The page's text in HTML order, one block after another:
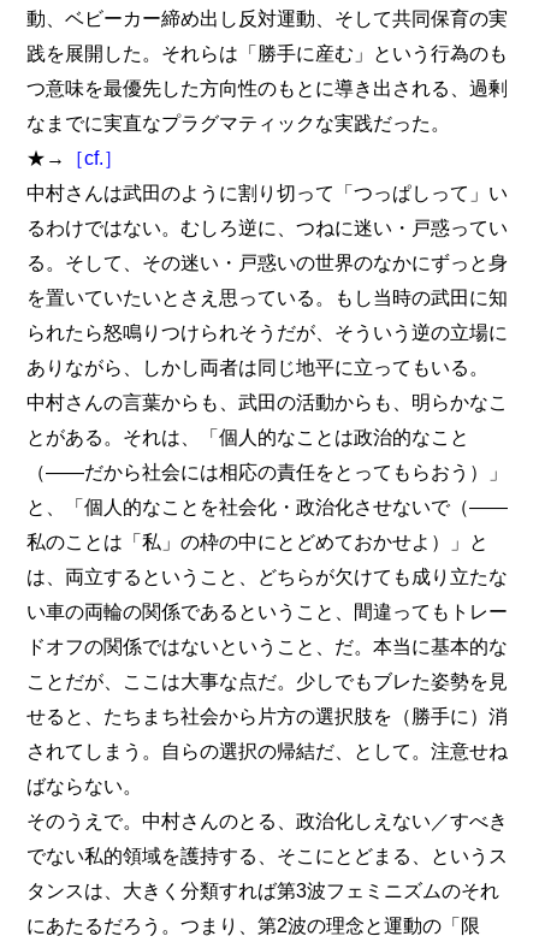
動、ベビーカー締め出し反対運動、そして共同保育の実
践を展開した。それらは「勝手に産む」という行為のも
つ意味を最優先した方向性のもとに導き出される、過剰
なまでに実直なプラグマティックな実践だった。
★→
［cf.］
中村さんは武田のように割り切って「つっぱしって」い
るわけではない。むしろ逆に、つねに迷い・戸惑ってい
る。そして、その迷い・戸惑いの世界のなかにずっと身
を置いていたいとさえ思っている。もし当時の武田に知
られたら怒鳴りつけられそうだが、そういう逆の立場に
ありながら、しかし両者は同じ地平に立ってもいる。
中村さんの言葉からも、武田の活動からも、明らかなこ
とがある。それは、「個人的なことは政治的なこと
（――だから社会には相応の責任をとってもらおう）」
と、「個人的なことを社会化・政治化させないで（――
私のことは「私」の枠の中にとどめておかせよ）」と
は、両立するということ、どちらが欠けても成り立たな
い車の両輪の関係であるということ、間違ってもトレー
ドオフの関係ではないということ、だ。本当に基本的な
ことだが、ここは大事な点だ。少しでもブレた姿勢を見
せると、たちまち社会から片方の選択肢を（勝手に）消
されてしまう。自らの選択の帰結だ、として。注意せね
ばならない。
そのうえで。中村さんのとる、政治化しえない／すべき
でない私的領域を護持する、そこにとどまる、というス
タンスは、大きく分類すれば第3波フェミニズムのそれ
にあたるだろう。つまり、第2波の理念と運動の「限